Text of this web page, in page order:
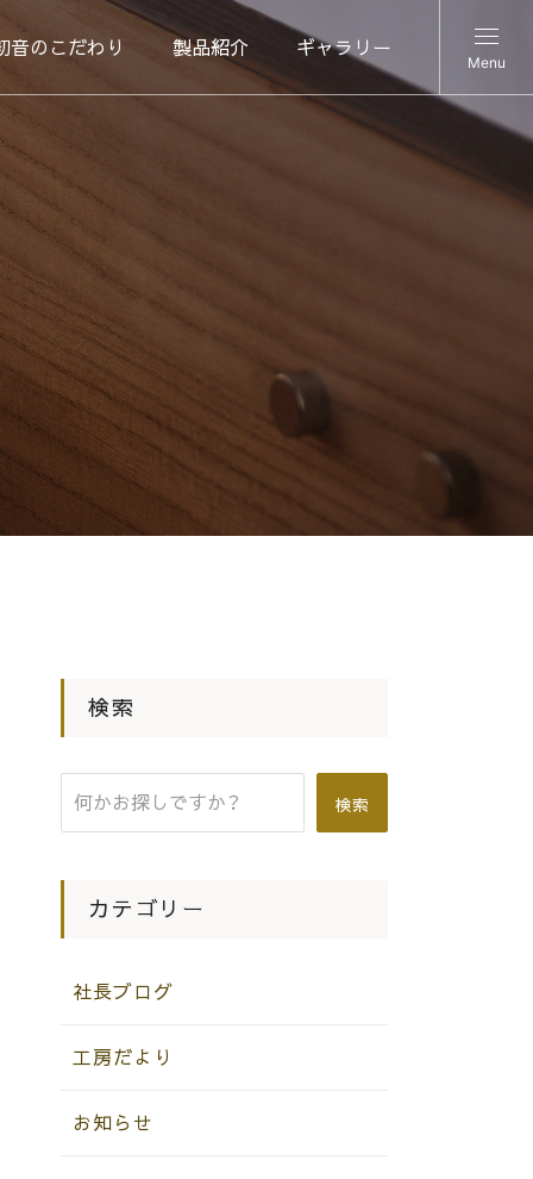
音のこだわり 製品紹介 ギャラリー
Menu
検索
検索
カテゴリー
社長ブログ
工房だより
お知らせ